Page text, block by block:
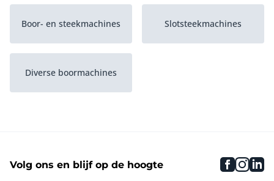
Boor- en steekmachines Slotsteekmachines
Diverse boormachines
Volg ons en blijf op de hoogte